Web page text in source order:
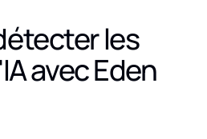
les
avec Eden